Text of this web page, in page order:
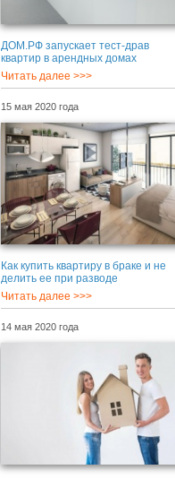
ДОМ.РФ запускает тест-драв
квартир в арендных домах
Читать далее >>>
15 мая 2020 года
Как купить квартиру в браке и не
делить ее при разводе
Читать далее >>>
14 мая 2020 года